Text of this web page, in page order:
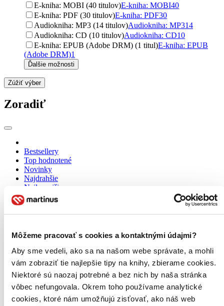
Môžeme pracovať s cookies a kontaktnými údajmi?
Aby sme vedeli, ako sa na našom webe správate, a mohli
vám zobraziť tie najlepšie tipy na knihy, zbierame cookies.
Niektoré sú naozaj potrebné a bez nich by naša stránka
vôbec nefungovala. Okrem toho používame analytické
cookies, ktoré nám umožňujú zisťovať, ako náš web
E-kniha: MOBI (40 titulov)E-kniha: MOBI40
E-kniha: PDF (30 titulov)E-kniha: PDF30
Audiokniha: MP3 (14 titulov)Audiokniha: MP314
Audiokniha: CD (10 titulov)Audiokniha: CD10
E-kniha: EPUB (Adobe DRM) (1 titul)E-kniha: EPUB
(Adobe DRM)1
Ďalšie možnosti
Zúžiť výber
Zoradiť
Bestsellery
Top hodnotené
Novinky
Najdrahšie
Najlacnejšie
Najvyššia zľava
149 produktov
Zrušiť filtre
V slovenskom jazyku